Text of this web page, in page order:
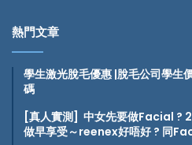
熱門文章
學生激光脫毛優惠 |脫毛公司學生
碼
[真人實測] 中女先要做Facial ?
做早享受～reenex好唔好 ? 同